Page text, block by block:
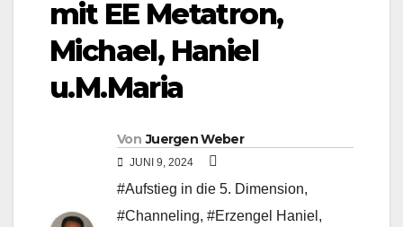
mit EE Metatron,
Michael, Haniel
u.M.Maria
Von Juergen Weber
JUNI 9, 2024
#Aufstieg in die 5. Dimension,
#Channeling, #Erzengel Haniel ,